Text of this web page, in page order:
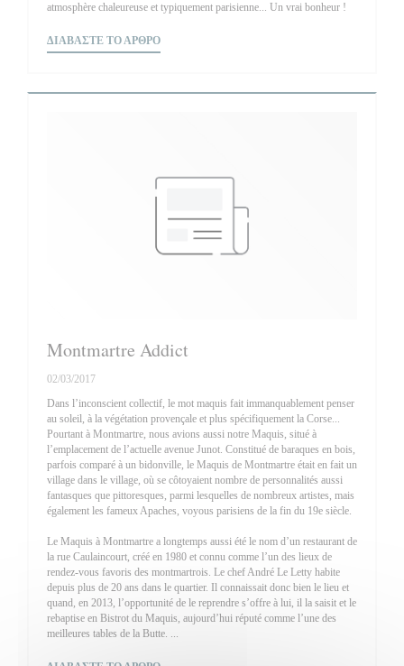
atmosphère chaleureuse et typiquement parisienne... Un vrai bonheur !
ΔΙΑΒΆΣΤΕ ΤΟ ΆΡΘΡΟ((ΑΝΟΊΓΕΙ ΣΕ ΝΈΟ ΠΑΡΆΘΥΡΟ))
Montmartre Addict
02/03/2017
Dans l’inconscient collectif, le mot maquis fait immanquablement penser
au soleil, à la végétation provençale et plus spécifiquement la Corse...
Pourtant à Montmartre, nous avions aussi notre Maquis, situé à
l’emplacement de l’actuelle avenue Junot. Constitué de baraques en bois,
parfois comparé à un bidonville, le Maquis de Montmartre était en fait un
village dans le village, où se côtoyaient nombre de personnalités aussi
fantasques que pittoresques, parmi lesquelles de nombreux artistes, mais
également les fameux Apaches, voyous parisiens de la fin du 19e siècle.
Le Maquis à Montmartre a longtemps aussi été le nom d’un restaurant de
la rue Caulaincourt, créé en 1980 et connu comme l’un des lieux de
rendez-vous favoris des montmartrois. Le chef André Le Letty habite
depuis plus de 20 ans dans le quartier. Il connaissait donc bien le lieu et
quand, en 2013, l’opportunité de le reprendre s’offre à lui, il la saisit et le
rebaptise en Bistrot du Maquis, aujourd’hui réputé comme l’une des
meilleures tables de la Butte. ...